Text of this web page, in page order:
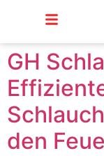
GH
den